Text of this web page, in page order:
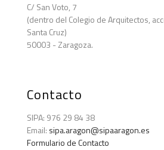
C/ San Voto, 7
(dentro del Colegio de Arquitectos,
Santa Cruz)
50003 - Zaragoza.
Contacto
SIPA: 976 29 84 38
Email: sipa.aragon@sipaaragon.es
Formulario de Contacto